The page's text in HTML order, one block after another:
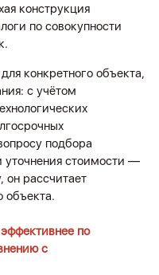
конструкция
по совокупности
конкретного объекта,
с учётом
подбора
уточнения стоимости —
рассчитает
объекта.
по
с